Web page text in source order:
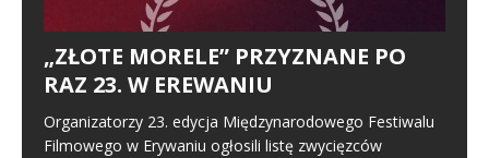
„ZŁOTE MORELE” PRZYZNANE PO
RAZ 23. W EREWANIU
Organizatorzy 23. edycja Międzynarodowego Festiwalu
Filmowego w Erywaniu ogłosili listę zwycięzców